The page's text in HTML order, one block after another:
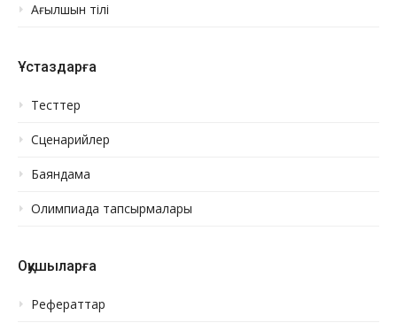
Ағылшын тілі
Ұстаздарға
Тесттер
Сценарийлер
Баяндама
Олимпиада тапсырмалары
Оқушыларға
Рефераттар